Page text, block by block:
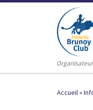
Passer au contenu
Accueil»